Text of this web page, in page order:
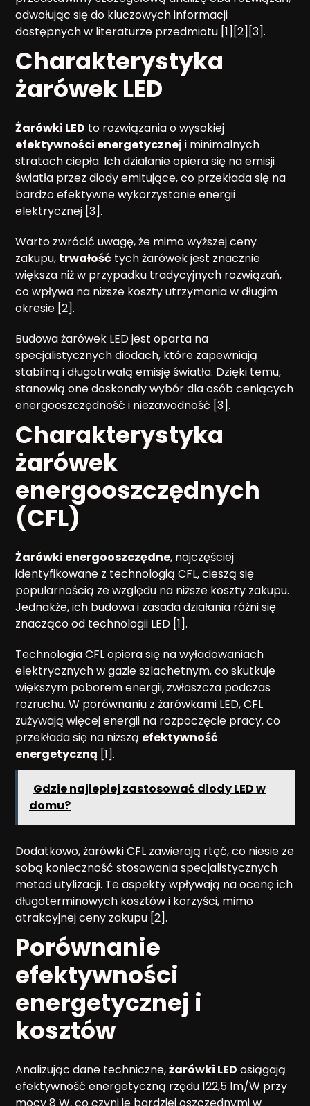
odwołując się do kluczowych informacji
dostępnych w literaturze przedmiotu [1][2][3].
Charakterystyka
żarówek LED
Żarówki LED to rozwiązania o wysokiej
efektywności energetycznej i minimalnych
stratach ciepła. Ich działanie opiera się na emisji
światła przez diody emitujące, co przekłada się na
bardzo efektywne wykorzystanie energii
elektrycznej [3].
Warto zwrócić uwagę, że mimo wyższej ceny
zakupu, trwałość tych żarówek jest znacznie
większa niż w przypadku tradycyjnych rozwiązań,
co wpływa na niższe koszty utrzymania w długim
okresie [2].
Budowa żarówek LED jest oparta na
specjalistycznych diodach, które zapewniają
stabilną i długotrwałą emisję światła. Dzięki temu,
stanowią one doskonały wybór dla osób ceniących
energooszczędność i niezawodność [3].
Charakterystyka
żarówek
energooszczędnych
(CFL)
Żarówki energooszczędne, najczęściej
identyfikowane z technologią CFL, cieszą się
popularnością ze względu na niższe koszty zakupu.
Jednakże, ich budowa i zasada działania różni się
znacząco od technologii LED [1].
Technologia CFL opiera się na wyładowaniach
elektrycznych w gazie szlachetnym, co skutkuje
większym poborem energii, zwłaszcza podczas
rozruchu. W porównaniu z żarówkami LED, CFL
zużywają więcej energii na rozpoczęcie pracy, co
przekłada się na niższą efektywność
energetyczną [1].
Gdzie najlepiej zastosować diody LED w
domu?
Dodatkowo, żarówki CFL zawierają rtęć, co niesie ze
sobą konieczność stosowania specjalistycznych
metod utylizacji. Te aspekty wpływają na ocenę ich
długoterminowych kosztów i korzyści, mimo
atrakcyjnej ceny zakupu [2].
Porównanie
efektywności
energetycznej i
kosztów
Analizując dane techniczne,żarówki LED osiągają
efektywność energetyczną rzędu 122,5 lm/W przy